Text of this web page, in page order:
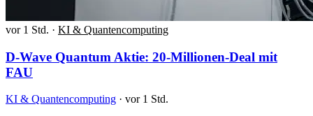
vor 1 Std. · KI & Quantencomputing
D-Wave Quantum Aktie: 20-Millionen-Deal mit
FAU
KI & Quantencomputing · vor 1 Std.